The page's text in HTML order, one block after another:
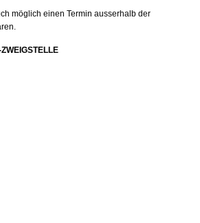
möglich einen Termin ausserhalb der